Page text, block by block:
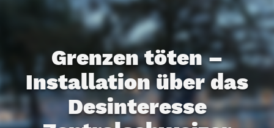
Grenzen töten –
Installation über das
Desinteresse